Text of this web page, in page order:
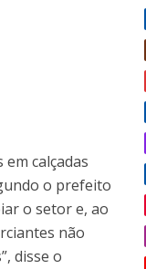
calçadas
o prefeito
o setor e, ao
não
disse o